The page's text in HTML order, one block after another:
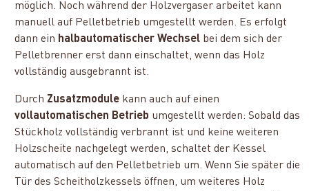
möglich. Noch während der Holzvergaser arbeitet kann
manuell auf Pelletbetrieb umgestellt werden. Es erfolgt
dann ein halbautomatischer Wechsel bei dem sich der
Pelletbrenner erst dann einschaltet, wenn das Holz
vollständig ausgebrannt ist.
Durch Zusatzmodule kann auch auf einen
vollautomatischen Betrieb umgestellt werden: Sobald das
Stückholz vollständig verbrannt ist und keine weiteren
Holzscheite nachgelegt werden, schaltet der Kessel
automatisch auf den Pelletbetrieb um. Wenn Sie später die
Tür des Scheitholzkessels öffnen, um weiteres Holz